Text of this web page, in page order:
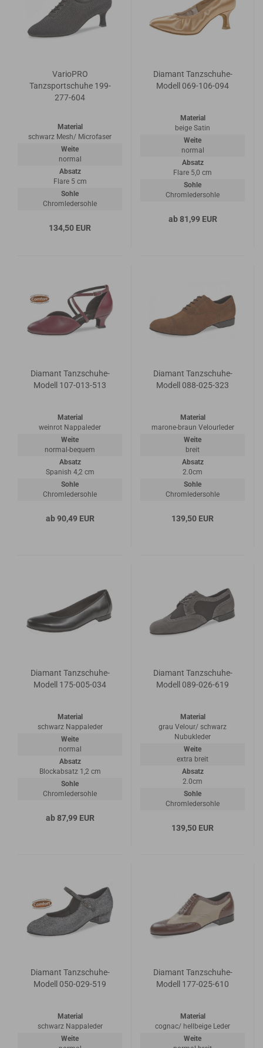
VarioPRO
Tanzsportschuhe 199-
277-604
Material
schwarz Mesh/ Microfaser
Weite
normal
Absatz
Flare 5 cm
Sohle
Chromledersohle
134,50 EUR
Diamant Tanzschuhe-
Modell 069-106-094
Material
beige Satin
Weite
normal
Absatz
Flare 5,0 cm
Sohle
Chromledersohle
ab 81,99 EUR
Diamant Tanzschuhe-
Modell 107-013-513
Material
weinrot Nappaleder
Weite
normal-bequem
Absatz
Spanish 4,2 cm
Sohle
Chromledersohle
ab 90,49 EUR
Diamant Tanzschuhe-
Modell 088-025-323
Material
marone-braun Velourleder
Weite
breit
Absatz
2.0cm
Sohle
Chromledersohle
139,50 EUR
Diamant Tanzschuhe-
Modell 175-005-034
Material
schwarz Nappaleder
Weite
normal
Absatz
Blockabsatz 1,2 cm
Sohle
Chromledersohle
ab 87,99 EUR
Diamant Tanzschuhe-
Modell 089-026-619
Material
grau Velour/ schwarz
Nubukleder
Weite
extra breit
Absatz
2.0cm
Sohle
Chromledersohle
139,50 EUR
Diamant Tanzschuhe-
Modell 050-029-519
Material
schwarz Nappaleder
Weite
Diamant Tanzschuhe-
Modell 177-025-610
Material
cognac/ hellbeige Leder
Weite